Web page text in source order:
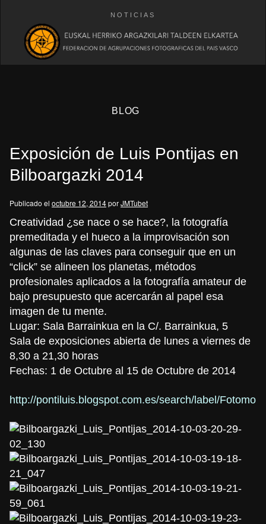
NOTICIAS
BLOG
Exposición de Luis Pontijas en
Bilboargazki 2014
Publicado el octubre 12, 2014porJMTubet
Creatividad ¿se nace o se hace?, la fotografía
premeditada y el hueco a la improvisación son
algunas de las claves para conseguir que en un
“click” se alineen los planetas, métodos
profesionales aplicados a la fotografía amateur de
bajo presupuesto que acercarán al papel esa
imagen de tu mente.
Lugar: Sala Barrainkua en la C/. Barrainkua, 5
Sala de exposiciones abierta de lunes a viernes de
8,30 a 21,30 horas
Fechas: 1 de Octubre al 15 de Octubre de 2014
http://pontiluis.blogspot.com.es/search/label/